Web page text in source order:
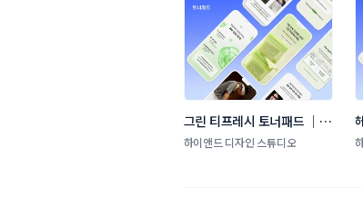
그린 티프레시 토너패드 │
전문가 공동개발 상세페이지
하이앤드 디자인 스튜디오